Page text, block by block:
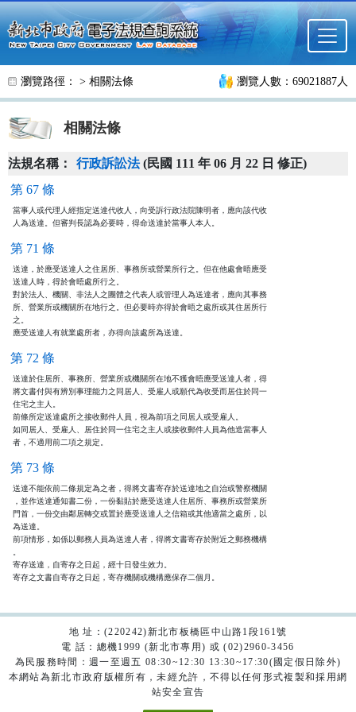
跳至主要內容
瀏覽路徑： > 相關法條 瀏覽人數：69021887人
相關法條
法規名稱： 行政訴訟法(民國 111 年 06 月 22 日 修正)
第 67 條
當事人或代理人經指定送達代收人，向受訴行政法院陳明者，應向該代收
人為送達。但審判長認為必要時，得命送達於當事人本人。
第 71 條
送達，於應受送達人之住居所、事務所或營業所行之。但在他處會晤應受
送達人時，得於會晤處所行之。
對於法人、機關、非法人之團體之代表人或管理人為送達者，應向其事務
所、營業所或機關所在地行之。但必要時亦得於會晤之處所或其住居所行
之。
應受送達人有就業處所者，亦得向該處所為送達。
第 72 條
送達於住居所、事務所、營業所或機關所在地不獲會晤應受送達人者，得
將文書付與有辨別事理能力之同居人、受雇人或願代為收受而居住於同一
住宅之主人。
前條所定送達處所之接收郵件人員，視為前項之同居人或受雇人。
如同居人、受雇人、居住於同一住宅之主人或接收郵件人員為他造當事人
者，不適用前二項之規定。
第 73 條
送達不能依前二條規定為之者，得將文書寄存於送達地之自治或警察機關
，並作送達通知書二份，一份黏貼於應受送達人住居所、事務所或營業所
門首，一份交由鄰居轉交或置於應受送達人之信箱或其他適當之處所，以
為送達。
前項情形，如係以郵務人員為送達人者，得將文書寄存於附近之郵務機構
。
寄存送達，自寄存之日起，經十日發生效力。
寄存之文書自寄存之日起，寄存機關或機構應保存二個月。
地 址：(220242)新北市板橋區中山路1段161號
電 話：總機1999 (新北市專用) 或 (02)2960-3456
為民服務時間：週一至週五 08:30~12:30 13:30~17:30(國定假日除外)
本網站為新北市政府版權所有，未經允許，不得以任何形式複製和採用網
站安全宣告